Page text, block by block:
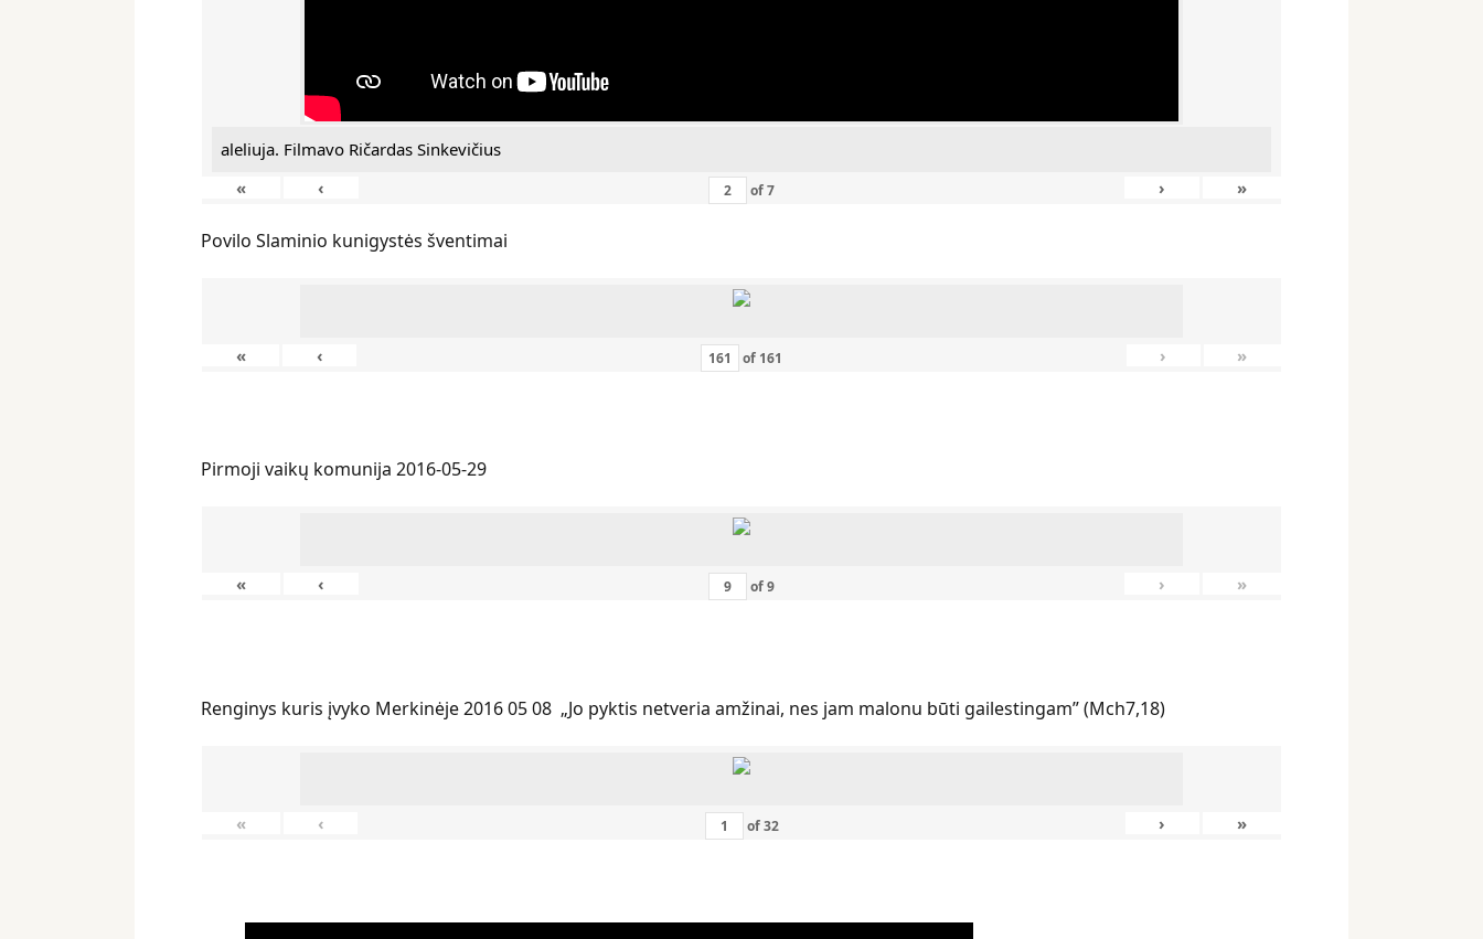
aleliuja. Filmavo Ričardas Sinkevičius
«
‹ of7 › »
Povilo Slaminio kunigystės šventimai
« ‹ of 161 › »
Pirmoji vaikų komunija 2016-05-29
« ‹ of9 › »
Renginys kuris įvyko Merkinėje 2016 05 08 „Jo pyktis netveria amžinai, nes jam malonu būti gailestingam” (Mch7,18)
« ‹ of32 › »